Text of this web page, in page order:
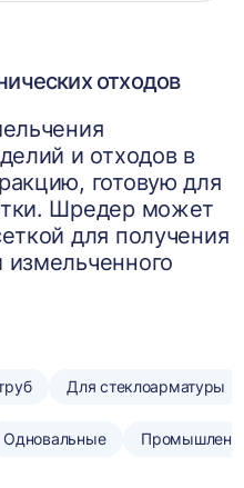
отходов
и отходов в
готовую для
Шредер может
для получения
Для стеклоарматуры
Одновальные